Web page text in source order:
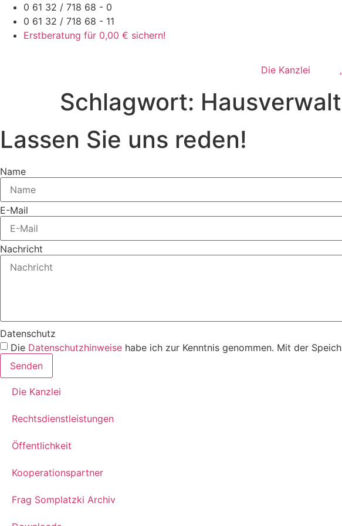
Zum
Inhalt
springen
0 61 32 / 718 68 - 0
0 61 32 / 718 68 - 11
Erstberatung für 0,00 € sichern!
Die Kanzlei
Schlagwort:
Lassen Sie uns reden!
Name
E-Mail
Nachricht
Datenschutz
Die Datenschutzhinweise habe ich zur Kenntnis genommen. Mit der
Senden
Die Kanzlei
Rechtsdienstleistungen
Öffentlichkeit
Kooperationspartner
Frag Somplatzki Archiv